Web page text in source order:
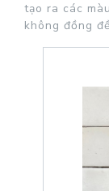
tạo ra các
không đồng